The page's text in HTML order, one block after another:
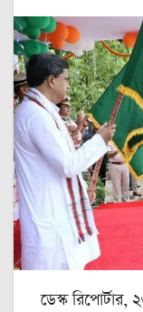
ডেস্ক রিপোর্টার,